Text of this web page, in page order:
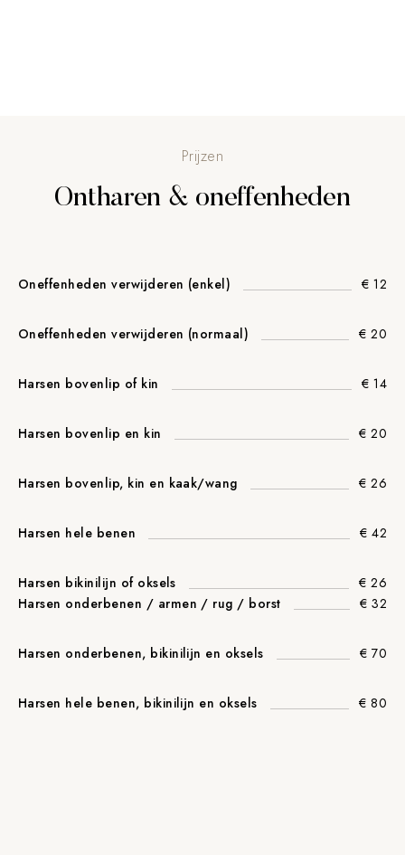
Prijzen
Ontharen & oneffenheden
Oneffenheden verwijderen (enkel) € 12
Oneffenheden verwijderen (normaal) € 20
Harsen bovenlip of kin € 14
Harsen bovenlip en kin € 20
Harsen bovenlip, kin en kaak/wang € 26
Harsen hele benen € 42
Harsen bikinilijn of oksels
€ 26
Harsen onderbenen / armen / rug / borst
€ 32
Harsen onderbenen, bikinilijn en oksels € 70
Harsen hele benen, bikinilijn en oksels € 80